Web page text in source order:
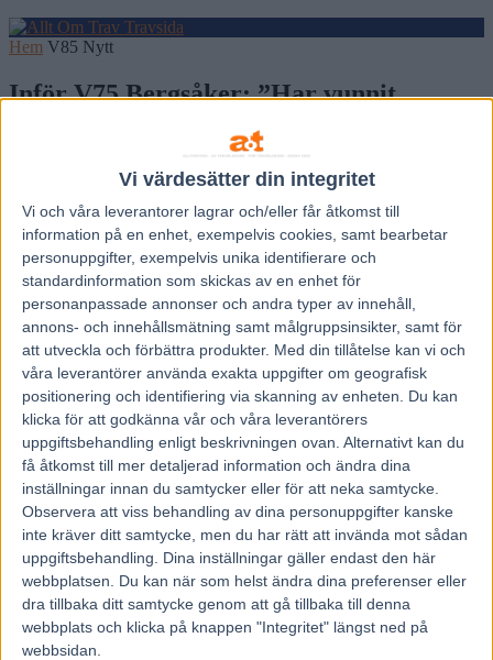
Vi värdesätter din integritet
Vi och våra leverantorer lagrar och/eller får åtkomst till
information på en enhet, exempelvis cookies, samt bearbetar
personuppgifter, exempelvis unika identifierare och
standardinformation som skickas av en enhet för
personanpassade annonser och andra typer av innehåll,
annons- och innehållsmätning samt målgruppsinsikter, samt för
att utveckla och förbättra produkter. Med din tillåtelse kan vi och
våra leverantörer använda exakta uppgifter om geografisk
positionering och identifiering via skanning av enheten. Du kan
klicka för att godkänna vår och våra leverantörers
uppgiftsbehandling enligt beskrivningen ovan. Alternativt kan du
få åtkomst till mer detaljerad information och ändra dina
inställningar innan du samtycker eller för att neka samtycke.
Observera att viss behandling av dina personuppgifter kanske
inte kräver ditt samtycke, men du har rätt att invända mot sådan
uppgiftsbehandling. Dina inställningar gäller endast den här
webbplatsen. Du kan när som helst ändra dina preferenser eller
dra tillbaka ditt samtycke genom att gå tillbaka till denna
webbplats och klicka på knappen "Integritet" längst ned på
webbsidan.
Hem V85 Nytt
Inför V75 Bergsåker: ”Har vunnit
bakifrån – kan göra det igen”
Ulf Ohlsson slog till med sex segrar under fredagslunchen.
Han är het även inför V75 och avslöjar taktiken bakom Disco
Volante i Gulddivisionen.
– Jag vill att han får gå i ryggar nu och tänker inte köra fram direkt.
Blir han femma och tempotorsk så får han bli det, säger Ohlsson.
Solvallakusken blev överlägsen kuskchampion i fjol och har
rivstartat det nya året. Under fredagens V65-tävlingar i Östersund
hade han stor show och vann fem lopp. Han vann dessutom
ytterligare ett lopp utanför V65 och det var en glad Ohlsson vi fick
tag i när han satt i bilen på väg från tävlingarna.
– Hästarna gick bra och det var skoj. Jag har tagit sex segrar vid fyra
eller fem tillfällen förut. En gång körde jag sex lopp i Östersund och
vann med alla sex. Idag körde jag sju lopp och vann sex av dem,
säger Ulf Ohlsson.
”Kändes riktigt fin och gick ett väldigt bra lopp”
Han är på väg till kvällstävlingarna i Romme när intervjuen görs och
catchdrivern tävlar i princip varenda dag just nu. I lördagens V75
kör Ulf Ohlsson i samtliga sju avdelningar och det främsta intresset
tilldrar sig i Gulddivisionen där han sitter upp bakom Disco Volante.